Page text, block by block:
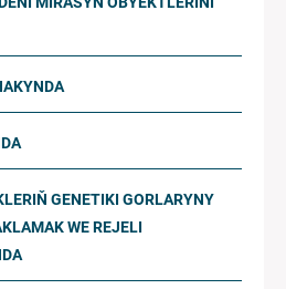
GENETIKI GORLARYNY
WE REJELI